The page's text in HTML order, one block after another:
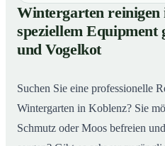
Wintergarten reinigen in
Equipment gegen Laub,
02 So läuft eine professionelle
Wintergarten in Koblenz ab
Wintergarten
speziellem Equipment
und Vogelkot
Suchen Sie eine professionelle
Wintergarten in Koblenz? Sie
Schmutz oder Moos befreien